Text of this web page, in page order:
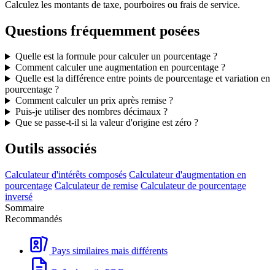
Calculez les montants de taxe, pourboires ou frais de service.
Questions fréquemment posées
Quelle est la formule pour calculer un pourcentage ?
Comment calculer une augmentation en pourcentage ?
Quelle est la différence entre points de pourcentage et variation en
pourcentage ?
Comment calculer un prix après remise ?
Puis-je utiliser des nombres décimaux ?
Que se passe-t-il si la valeur d'origine est zéro ?
Outils associés
Calculateur d'intérêts composés Calculateur d'augmentation en
pourcentage Calculateur de remise Calculateur de pourcentage
inversé
Sommaire
Recommandés
Pays similaires mais différents